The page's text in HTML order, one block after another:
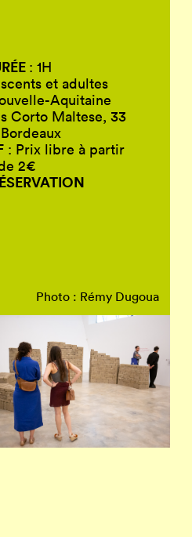
: 1H
et adultes
Aquitaine
Corto Maltese, 33
: Prix libre à partir
2€
Photo : Rémy Dugoua